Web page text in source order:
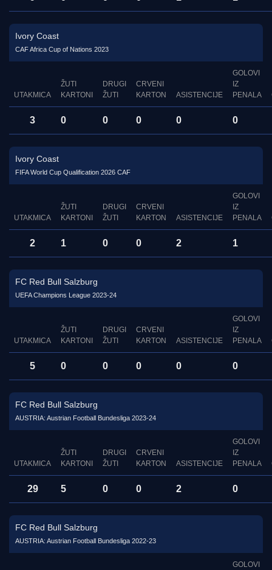
Ivory Coast
CAF Africa Cup of Nations 2023
UTAKMICA
ŽUTI
KARTONI
DRUGI
ŽUTI
CRVENI
KARTON
ASISTENCIJE
GOLOVI
IZ
PENALA
3 0 0 0 0 0
Ivory Coast
FIFA World Cup Qualification 2026 CAF
UTAKMICA
ŽUTI
KARTONI
DRUGI
ŽUTI
CRVENI
KARTON
ASISTENCIJE
GOLOVI
IZ
PENALA
2 1 0 0 2 1
FC Red Bull Salzburg
UEFA Champions League 2023-24
UTAKMICA
ŽUTI
KARTONI
DRUGI
ŽUTI
CRVENI
KARTON
ASISTENCIJE
GOLOVI
IZ
PENALA
5 0 0 0 0 0
FC Red Bull Salzburg
AUSTRIA: Austrian Football Bundesliga 2023-24
UTAKMICA
ŽUTI
KARTONI
DRUGI
ŽUTI
CRVENI
KARTON
ASISTENCIJE
GOLOVI
IZ
PENALA
29 5 0 0 2 0
FC Red Bull Salzburg
AUSTRIA: Austrian Football Bundesliga 2022-23
GOLOVI